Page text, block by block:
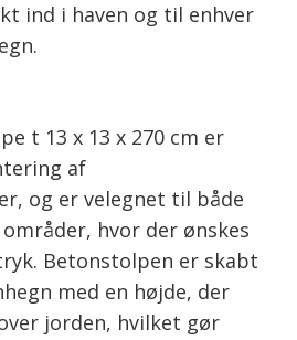
ind i haven og til enhver
t 13 x 13 x 270 cm er
af
og er velegnet til både
hvor der ønskes
Betonstolpen er skabt
med en højde, der
jorden, hvilket gør